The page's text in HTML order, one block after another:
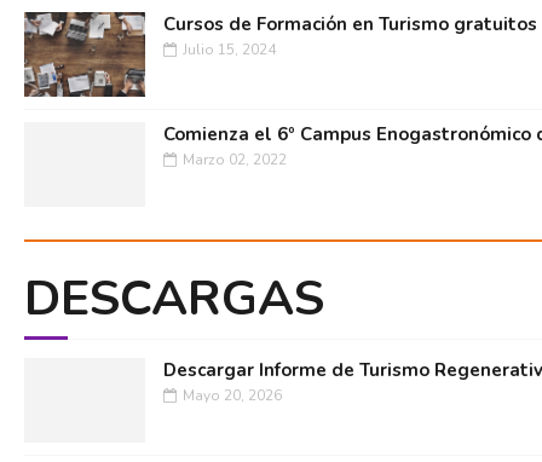
Cursos de Formación en Turismo gratuitos
Julio 15, 2024
Comienza el 6º Campus Enogastronómico
Marzo 02, 2022
DESCARGAS
Descargar Informe de Turismo
Mayo 20, 2026